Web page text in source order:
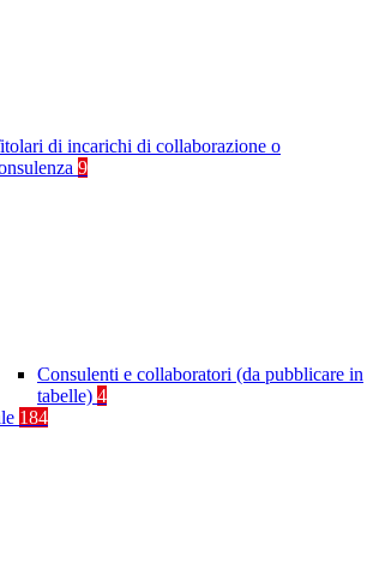
di incarichi di collaborazione o
9
Consulenti e collaboratori (da pubblicare in
tabelle) 4
184